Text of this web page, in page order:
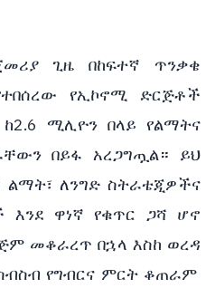
ጊዜ በከፍተኛ ጥንቃቄ
የኢኮኖሚ ድርጅቶች
ሚሊዮን በላይ የልማትና
በይፋ አረጋግጧል። ይህ
ለንግድ ስትራቴጂዎችና
ዋነኛ የቁጥር ጋሻ ሆኖ
መቆራረጥ በኋላ እስከ ወረዳ
የግብርና ምርት ቆጠራም